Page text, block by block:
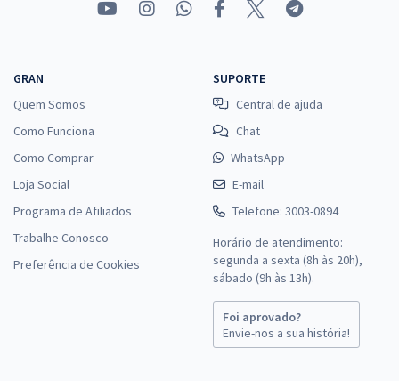
GRAN
Quem Somos
Como Funciona
Como Comprar
Loja Social
Programa de Afiliados
Trabalhe Conosco
Preferência de Cookies
SUPORTE
Central de ajuda
Chat
WhatsApp
E-mail
Telefone: 3003-0894
Horário de atendimento:
segunda a sexta (8h às 20h),
sábado (9h às 13h).
Foi aprovado?
Envie-nos a sua história!